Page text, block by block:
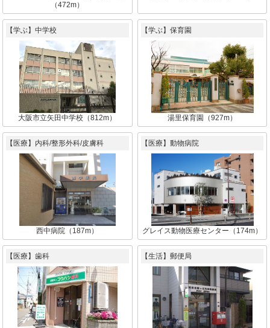
（472m）
【学ぶ】中学校
大阪市立矢田中学校（812m）
【学ぶ】保育園
湯里保育園（927m）
【医療】内科/整形外科/皮膚科
西中病院（187m）
【医療】動物病院
グレイス動物医療センター（174m）
【医療】歯科 【生活】郵便局